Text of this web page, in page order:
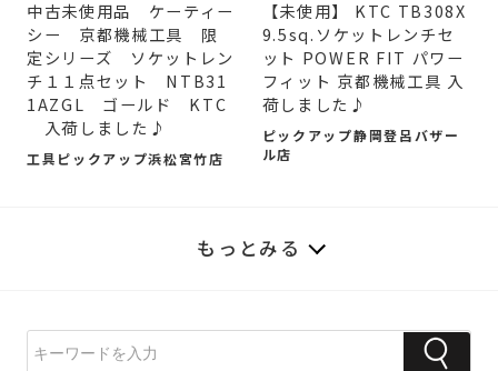
中古未使用品 ケーティー
シー 京都機械工具 限
定シリーズ ソケットレン
チ１１点セット NTB31
1AZGL ゴールド KTC
入荷しました♪
工具ピックアップ浜松宮竹店
【未使用】 KTC TB308X
9.5sq.ソケットレンチセ
ット POWER FIT パワー
フィット 京都機械工具 入
荷しました♪
ピックアップ静岡登呂バザー
ル店
もっとみる